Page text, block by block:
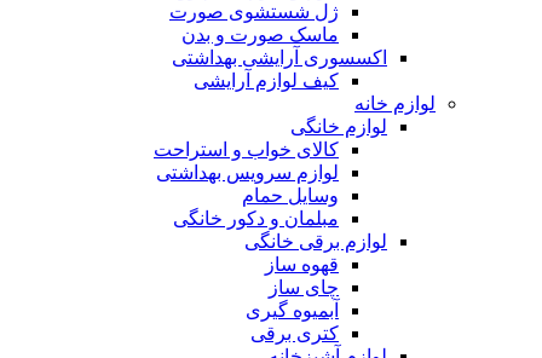
ژل شستشوی صورت
ماسک صورت و بدن
اکسسوری آرایشی بهداشتی
کیف لوازم آرایشی
لوازم خانه
لوازم خانگی
کالای خواب و استراحت
لوازم سرویس بهداشتی
وسایل حمام
مبلمان و دکور خانگی
لوازم برقی خانگی
قهوه ساز
چای ساز
آبمیوه گیری
کتری برقی